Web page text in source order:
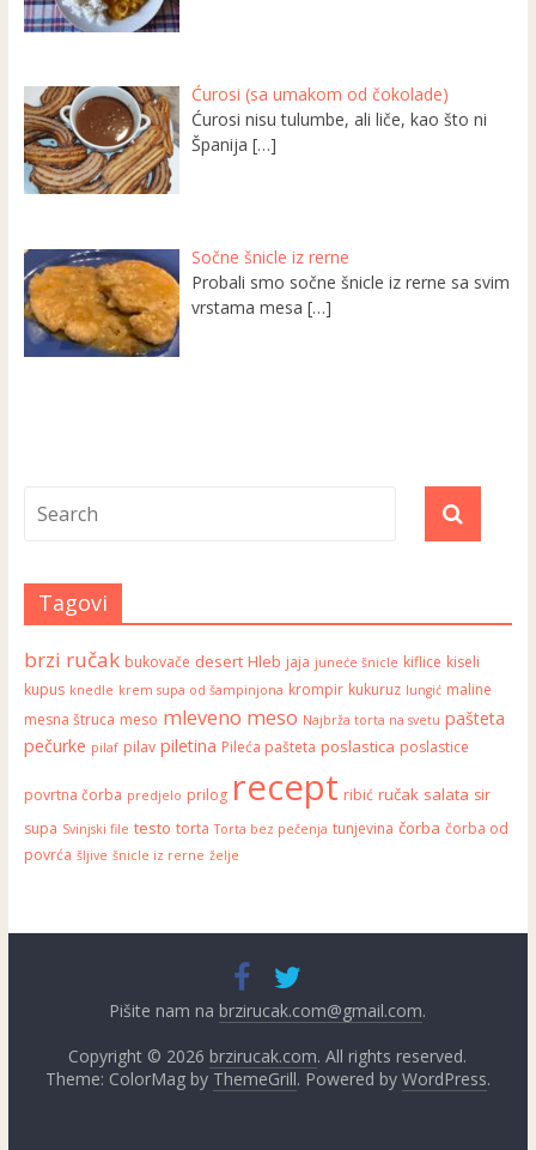
Ćurosi (sa umakom od čokolade)
Ćurosi nisu tulumbe, ali liče, kao što ni
Španija[…]
Sočne šnicle iz rerne
Probali smo sočne šnicle iz rerne sa svim
vrstama mesa[…]
Tagovi
brzi ručak bukovače desert Hleb jaja juneće šnicle kiflice kiseli
kupus knedle krem supa od šampinjona krompir kukuruz lungić maline
mesna štruca meso mleveno meso Najbrža torta na svetu pašteta
pečurke pilaf pilav piletina Pileća pašteta poslastica poslastice
povrtna čorba predjelo prilog recept ribić ručak salata sir
supa Svinjski file testo torta Torta bez pečenja tunjevina čorba čorba od
povrća šljive šnicle iz rerne želje
Pišite nam na brzirucak.com@gmail.com.
Copyright © 2026 brzirucak.com. All rights reserved.
Theme: ColorMag by ThemeGrill. Powered by WordPress.